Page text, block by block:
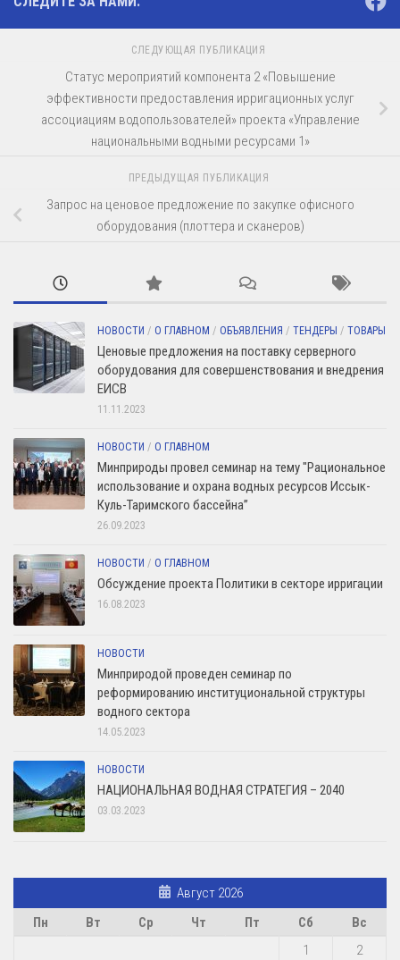
СЛЕДУЮЩАЯ ПУБЛИКАЦИЯ
Статус мероприятий компонента 2 «Повышение
эффективности предоставления ирригационных услуг
ассоциациям водопользователей» проекта «Управление
национальными водными ресурсами 1»
ПРЕДЫДУЩАЯ ПУБЛИКАЦИЯ
Запрос на ценовое предложение по закупке офисного
оборудования (плоттера и сканеров)
НОВОСТИ / О ГЛАВНОМ / ОБЪЯВЛЕНИЯ / ТЕНДЕРЫ / ТОВАРЫ
Ценовые предложения на поставку серверного
оборудования для совершенствования и внедрения
ЕИСВ
11.11.2023
НОВОСТИ / О ГЛАВНОМ
Минприроды провел семинар на тему "Рациональное
использование и охрана водных ресурсов Иссык-
Куль-Таримского бассейна”
26.09.2023
НОВОСТИ / О ГЛАВНОМ
Обсуждение проекта Политики в секторе ирригации
16.08.2023
НОВОСТИ
Минприродой проведен семинар по
реформированию институциональной структуры
водного сектора
14.05.2023
НОВОСТИ
НАЦИОНАЛЬНАЯ ВОДНАЯ СТРАТЕГИЯ – 2040
03.03.2023
Август 2026
Пн
Вт Ср Чт Пт Сб
Вс
1
2